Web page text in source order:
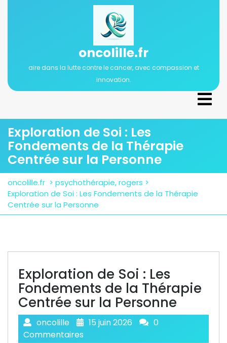
oncolille.fr
aire dans la lutte contre le cancer, avec compassion et
innovation.
Exploration de Soi : Les
Fondements de la Thérapie
Centrée sur la Personne
oncolille.fr > psychothérapie,rogers >
Exploration de Soi : Les Fondements de la Thérapie
Centrée sur la Personne
Exploration de Soi : Les
Fondements de la Thérapie
Centrée sur la Personne
oncolille 15 juin 2026
0
Commentaires